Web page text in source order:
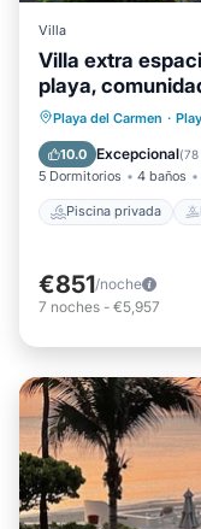
Villa
Villa extra
playa,
horas
Playa del Carmen ·
10.0 Excepcional(78
5 Dormitorios 4 baños
Piscina privada
Piscina
Desayuno
€851/noche
7 noches - €5,957